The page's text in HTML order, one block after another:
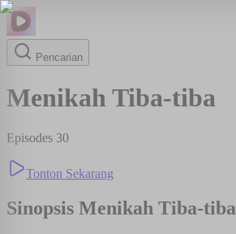
Pencarian
Menikah Tiba-tiba
Episodes 30
Tonton Sekarang
Sinopsis Menikah Tiba-tiba